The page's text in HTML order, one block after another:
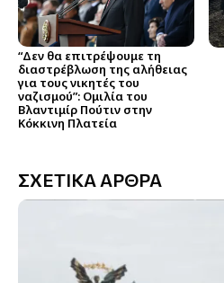
“Δεν θα επιτρέψουμε τη
διαστρέβλωση της αλήθειας
για τους νικητές του
ναζισμού”: Ομιλία του
Βλαντιμίρ Πούτιν στην
Κόκκινη Πλατεία
ΣΧΕΤΙΚΑ ΑΡΘΡΑ